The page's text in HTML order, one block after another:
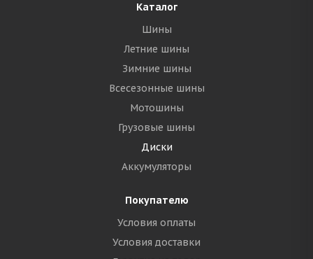
Каталог
Шины
Летние шины
Зимние шины
Всесезонные шины
Мотошины
Грузовые шины
Диски
Аккумуляторы
Покупателю
Условия оплаты
Условия доставки